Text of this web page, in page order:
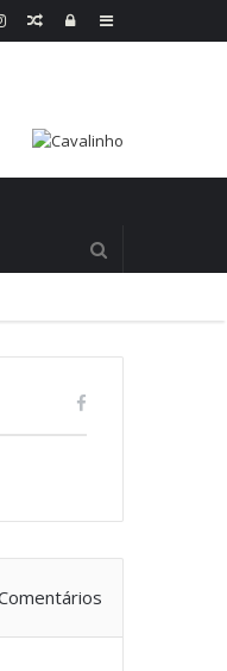
Sidebar
Log
Random